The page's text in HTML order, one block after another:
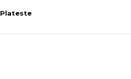
Plateste